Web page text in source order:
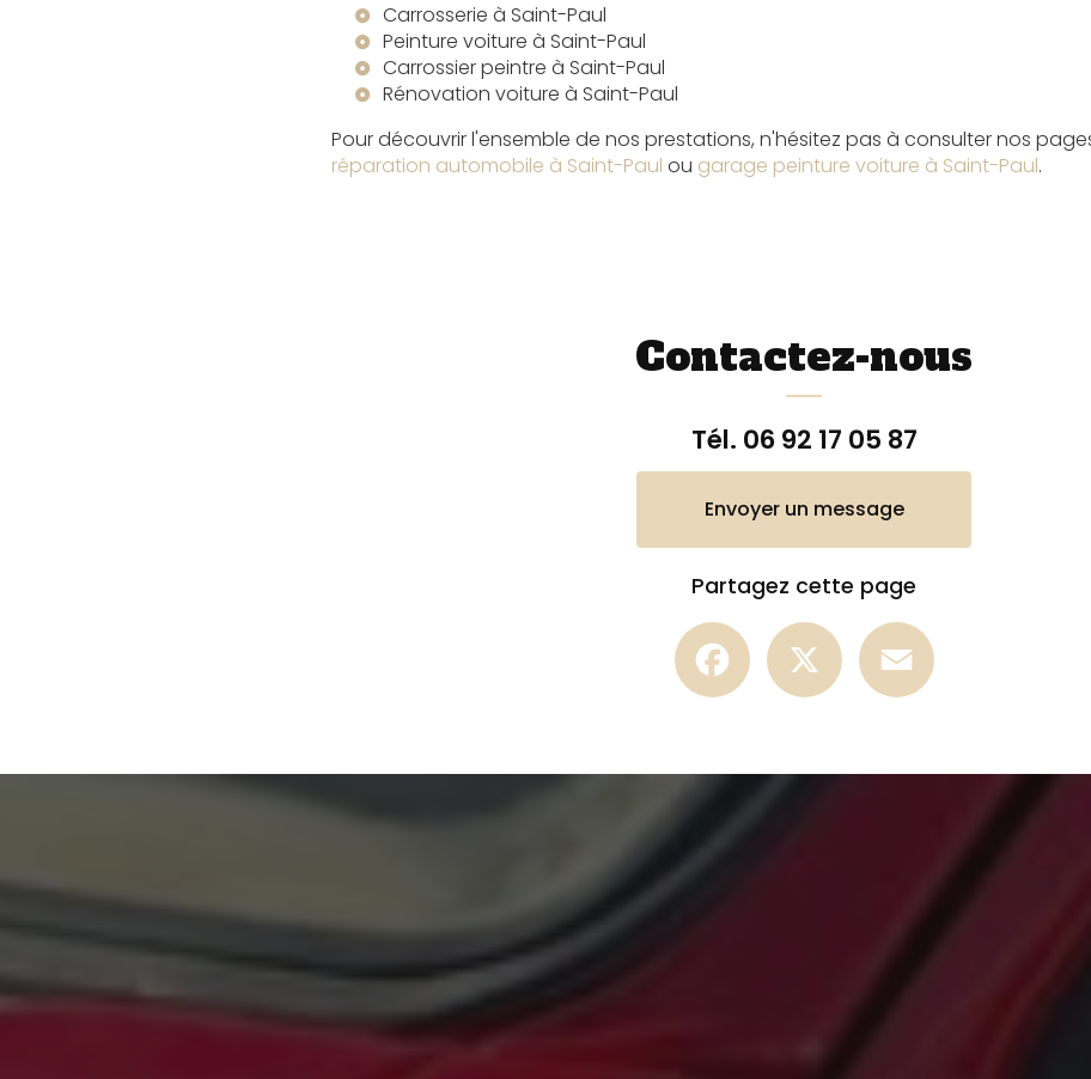
Carrosserie à Saint-Paul
Peinture voiture à Saint-Paul
Carrossier peintre à Saint-Paul
Rénovation voiture à Saint-Paul
Pour découvrir l'ensemble de nos prestations, n'hésitez pas à consulter nos
réparation automobile à Saint-Paul ou garage peinture voiture à Saint-Paul.
Contactez-nous
Tél. 06 92 17 05 87
Envoyer un message
Partagez cette page
Facebook